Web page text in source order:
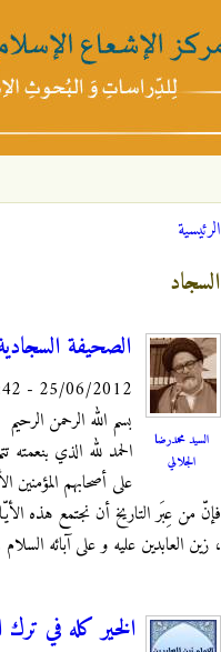
أنت هنا
الرئيسية
السجاد
السيد محمدرضا
الجلالي
الصحيفة
25/06/2012 - 14:42
بسم الله الرحمن الرحيم
الحمد لله الذي
على أصحابهم
فإنّ من عِبَر التاريخ أن نجتمع هذه
، زين العابدين عليه و على آبائه
الخير كله في